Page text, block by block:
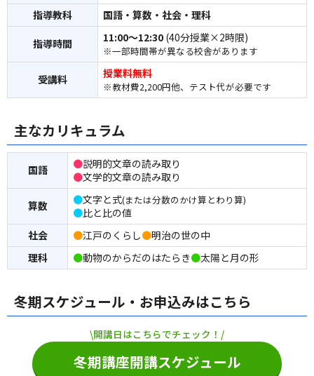
指導教科
国語・算数・社会・理科
指導時間 11:00～12:30 (40分授業×2時限)
※一部時間帯が異なる校舎があります
受講料 授業料無料
※教材費2,200円他、テスト代が必要です
主なカリキュラム
国語 ●説明的文章の読み取り
●文学的文章の読み取り
算数 ●文字と式(または分数のかけ算とわり算)
●比と比の値
社会
●江戸のくらし●明治の世の中
理科
●動物のからだのはたらき●太陽と月の形
冬期スケジュール・お申込みはこちら
\開講日はこちらでチェック！/
冬期講座開講スケジュール